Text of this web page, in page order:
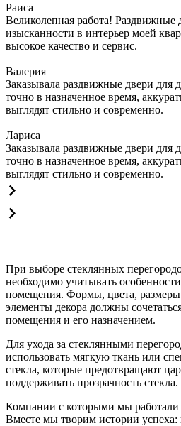
Раиса
Великолепная работа! Раздвижные
изысканности в интерьер моей
высокое качество и сервис.
Валерия
Заказывала раздвижные двери для
точно в назначенное время,
выглядят стильно и современно.
Лариса
Заказывала раздвижные двери для
точно в назначенное время,
выглядят стильно и современно.
При выборе стеклянных
необходимо учитывать
помещения. Формы, цвета,
элементы декора должны
помещения и его назначением.
Для ухода за стеклянными
использовать мягкую ткань или
стекла, которые предотвращают
поддерживать прозрачность стекла.
Компании с которыми мы работали
Вместе мы творим истории